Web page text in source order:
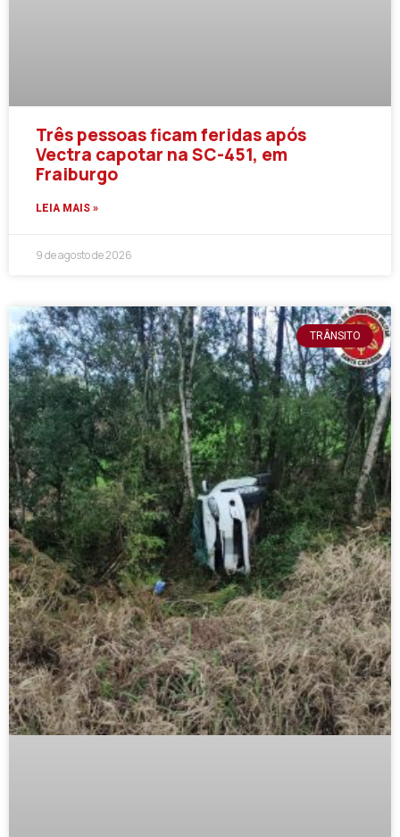
Três pessoas ficam feridas após
Vectra capotar na SC-451, em
Fraiburgo
LEIA MAIS »
9 de agosto de 2026
TRÂNSITO